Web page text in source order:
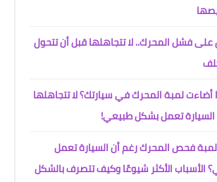
على فشل المحرك.. لا تتجاهلها قبل أن تتحول
أضاءت لمبة المحرك في سيارتك؟ لا تتجاهلها
تعمل بشكل طبيعي!
فحص المحرك رغم أن السيارة تعمل
الأسباب الأكثر شيوعًا وكيف تتصرف بالشكل